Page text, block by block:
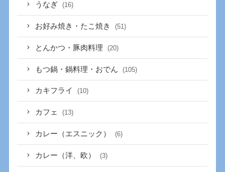
うなぎ (16)
お好み焼き・たこ焼き (51)
とんかつ・豚肉料理 (20)
もつ鍋・鍋料理・おでん (105)
カキフライ (10)
カフェ (13)
カレー（エスニック） (6)
カレー（洋、欧） (3)